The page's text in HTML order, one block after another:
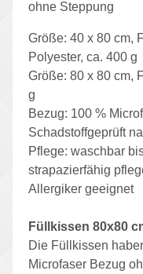
ohne Steppung
Größe: 40 x 80 cm,
Polyester, ca. 400 g
Größe: 80 x 80 cm,
g
Bezug: 100 %
Schadstoffgeprüft
Pflege: waschbar
strapazierfähig
Allergiker geeignet
Füllkissen 80x80
Die Füllkissen
Microfaser Bezug